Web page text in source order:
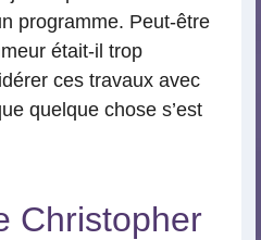
programme. Peut-être
était-il trop
ces travaux avec
quelque chose s’est
Christopher